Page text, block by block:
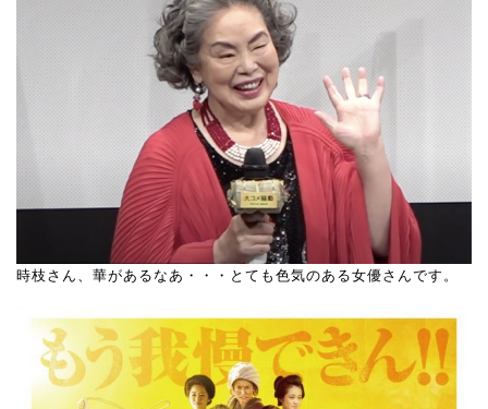
時枝さん、華があるなあ・・・とても色気のある女優さんです。